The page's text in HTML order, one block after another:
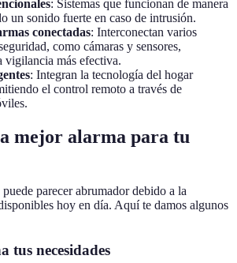
: Sistemas que funcionan de manera
un sonido fuerte en caso de intrusión.
conectadas: Interconectan varios
como cámaras y sensores,
vigilancia más efectiva.
: Integran la tecnología del hogar
el control remoto a través de
mejor alarma para tu
parecer abrumador debido a la
hoy en día. Aquí te damos algunos
tus necesidades